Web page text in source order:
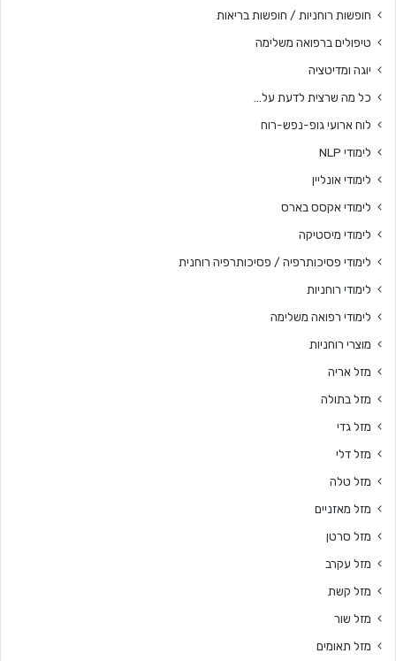
חופשות רוחניות / חופשות בריאות
טיפולים ברפואה משלימה
יוגה ומדיטציה
כל מה שרצית לדעת על…
לוח ארועי גופ-נפש-רוח
לימודי NLP
לימודי אונליין
לימודי אקסס בארס
לימודי מיסטיקה
לימודי פסיכותרפיה / פסיכותרפיה רוחנית
לימודי רוחניות
לימודי רפואה משלימה
מוצרי רוחניות
מזל אריה
מזל בתולה
מזל גדי
מזל דלי
מזל טלה
מזל מאזניים
מזל סרטן
מזל עקרב
מזל קשת
מזל שור
מזל תאומים